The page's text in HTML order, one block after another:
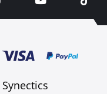
Synectics